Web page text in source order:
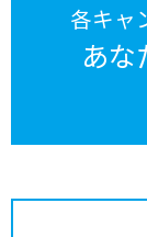
各キャ
あな